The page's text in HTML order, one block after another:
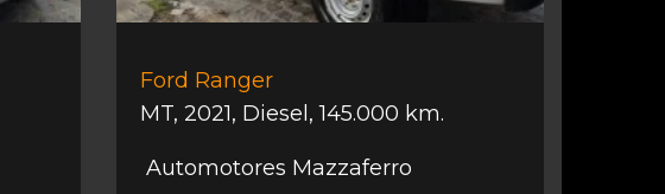
Ford Ranger
MT, 2021, Diesel ,145.000 km.
Automotores Mazzaferro